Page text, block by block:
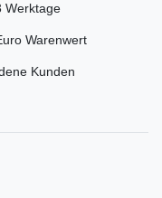
Werktage
Warenwert
Kunden